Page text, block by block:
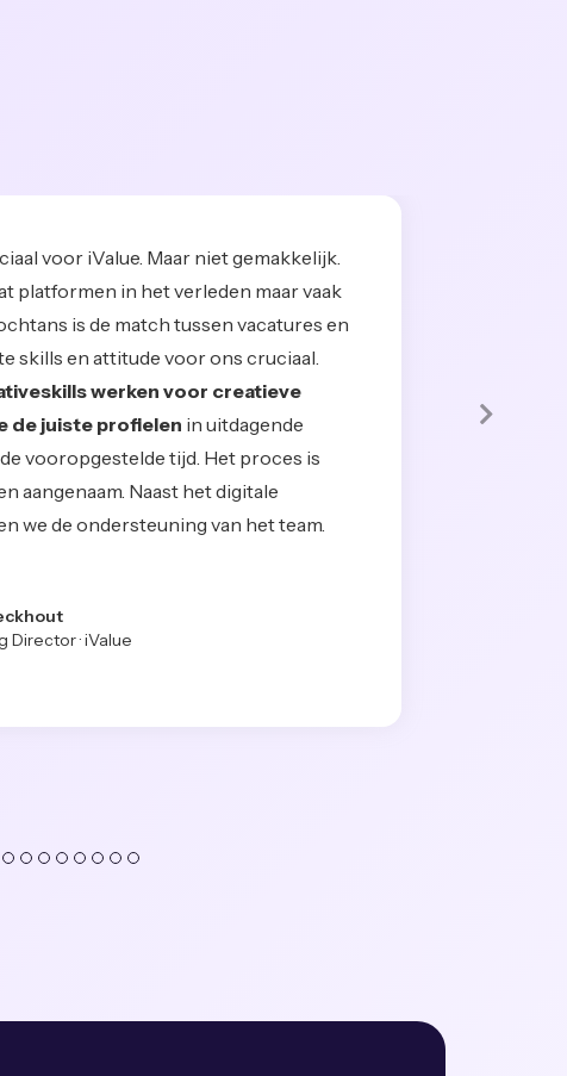
voor iValue. Maar niet gemakkelijk.
platformen in het verleden maar vaak
is de match tussen vacatures en
skills en attitude voor ons cruciaal.
werken voor creatieve
de juiste profielen in uitdagende
vooropgestelde tijd. Het proces is
aangenaam. Naast het digitale
we de ondersteuning van het team.
Director · iValue